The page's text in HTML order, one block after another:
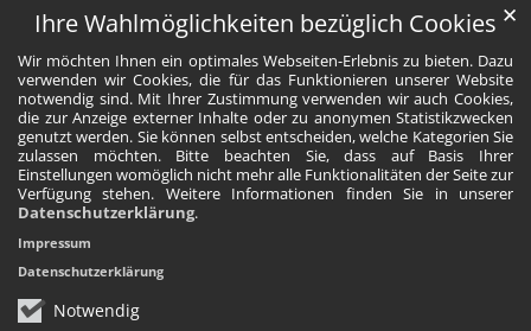
Ihre Wahlmöglichkeiten bezüglich Cookies
Wir möchten Ihnen ein optimales Webseiten-Erlebnis zu bieten. Dazu
verwenden wir Cookies, die für das Funktionieren unserer Website
notwendig sind. Mit Ihrer Zustimmung verwenden wir auch Cookies,
die zur Anzeige externer Inhalte oder zu anonymen Statistikzwecken
genutzt werden. Sie können selbst entscheiden, welche Kategorien Sie
zulassen möchten. Bitte beachten Sie, dass auf Basis Ihrer
Einstellungen womöglich nicht mehr alle Funktionalitäten der Seite zur
Verfügung stehen. Weitere Informationen finden Sie in unserer
Datenschutzerklärung.
Notwendig
✕
Impressum
Datenschutzerklärung